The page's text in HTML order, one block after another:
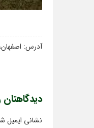
آدرس:
دیدگاهتان
نشانی ایمیل